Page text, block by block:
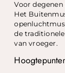
Voor
Het
de
van vroeger.